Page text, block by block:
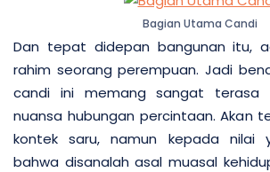
Bagian Utama Candi
Dan tepat didepan bangunan itu,
rahim seorang perempuan. Jadi
candi ini memang sangat terasa
nuansa hubungan percintaan. Akan
kontek saru, namun kepada nilai
bahwa disanalah asal muasal